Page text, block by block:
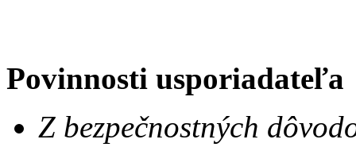
Povinnosti usporiadateľa
Z bezpečnostných